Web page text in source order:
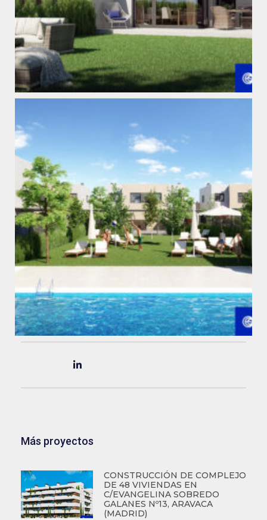
Más proyectos
CONSTRUCCIÓN DE COMPLEJO
DE 48 VIVIENDAS EN
C/EVANGELINA SOBREDO
GALANES Nº13, ARAVACA
(MADRID)